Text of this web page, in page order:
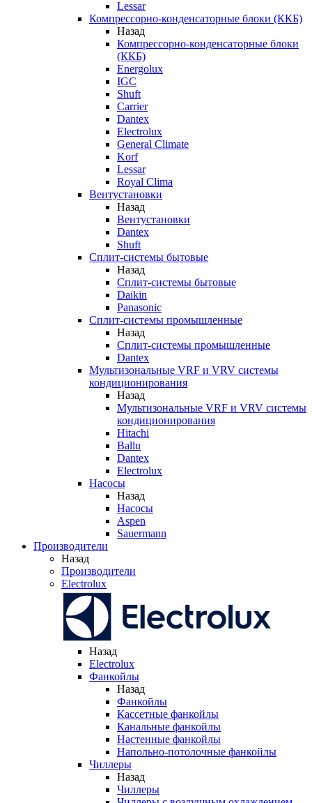
Lessar
Компрессорно-конденсаторные блоки (ККБ)
Назад
Компрессорно-конденсаторные блоки
(ККБ)
Energolux
IGC
Shuft
Carrier
Dantex
Electrolux
General Climate
Korf
Lessar
Royal Clima
Вентустановки
Назад
Вентустановки
Dantex
Shuft
Сплит-системы бытовые
Назад
Сплит-системы бытовые
Daikin
Panasonic
Сплит-системы промышленные
Назад
Сплит-системы промышленные
Dantex
Мультизональные VRF и VRV системы
кондиционирования
Назад
Мультизональные VRF и VRV системы
кондиционирования
Hitachi
Ballu
Dantex
Electrolux
Насосы
Назад
Насосы
Aspen
Sauermann
Производители
Назад
Производители
Electrolux
Назад
Electrolux
Фанкойлы
Назад
Фанкойлы
Кассетные фанкойлы
Канальные фанкойлы
Настенные фанкойлы
Напольно-потолочные фанкойлы
Чиллеры
Назад
Чиллеры